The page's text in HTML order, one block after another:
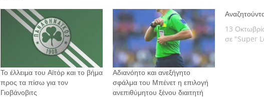
Το έλλειμα του Αϊτόρ και το βήμα
προς τα πίσω για τον
Γιοβάνοβιτς
Αδιανόητο και ανεξήγητο
σφάλμα του Μπένετ η επιλογή
ανεπιθύμητου ξένου διαιτητή
13
σε "Super